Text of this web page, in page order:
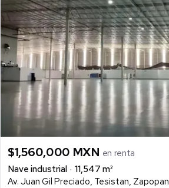
$1,560,000 MXN en renta
Nave industrial
11,547 m²
Av. Juan Gil Preciado, Tesistan, Zapopan